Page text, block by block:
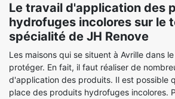
Le travail d'application des
hydrofuges incolores sur le
spécialité de JH Renove
Les maisons qui se situent à Avrille dans
protéger. En fait, il faut réaliser de
d'application des produits. Il est possible
place des produits hydrofuges incolores.